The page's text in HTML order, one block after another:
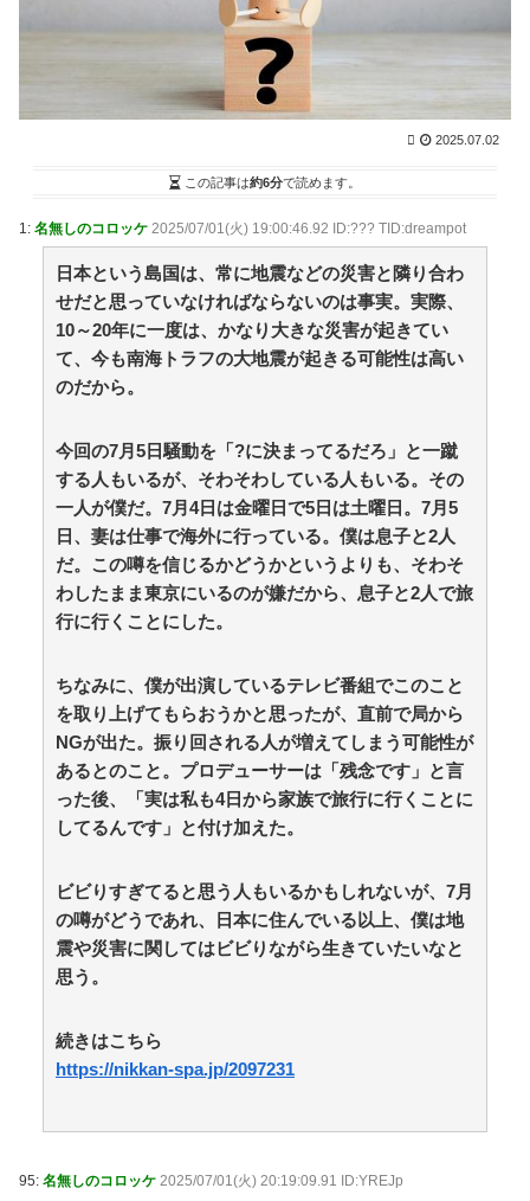
小林製薬「安楽〇の薬作りました」←どんな名前にな
りそう？もし作ったら / 2chまとめアンテナ！
(8/7 14:46)
【芸能】鈴木奈々「垂れてたバストが上がった！」
「今が一番バスト大きい！」 下着姿を公開、豊満な美
バストを披露 [冬月記者★] / 2chまとめアンテナ！
ワードから第4号先制ソロホームラ
(8/7 14:46)
野球も学問も妥協なし！佐々木麟太郎が目指す学位取
得とトップアスリートとしての新たな生き方 / 2chまと
めアンテナ！ (8/7 14:46)
36歳の彼女と結婚したいのに、家族が猛反対。家族か
ら信じられない言葉が飛び出した… 他 / 2chnaviヘッド
ライン (12/24 07:00)
Powered by livedoor 相互RSS
身近すぎる“厄介な人たち”が大集合！
路上駐車中のテスラ車を超弩級のゲリラ豪雨が直撃、
水が溢れてどんどん浸かっていくのを…… / anaguro - 総
NEW! (8/8 03:00)
入国手続きの簡素化を 日韓フォーラム「恒久化を目
指すべき」と提言 / anaguro - 総合 NEW! (8/8 02:55)
宮本夢羅アナ 胸チラ、谷間チラ！！ / anaguro - 総合
NEW!
いwwwwwwwwww / 5chまとめMAP(総合) NEW! (8/8 02:39)
【フジ】宮司愛海アナ、ポケットティッシュは 「1枚
当たり3回使いたい」「一回鼻をかんだだけだと、まだ
濡れていない部分があるので」 / 5chまとめMAP(総
合) NEW! (8/8 02:37)
【東京】東京駅近くに「地下シェルター」整備を正式
表明…小池百合子知事「多くの方が滞在、施設整備の効
た!」→日本人「まず発音を聞かせろ」 / 5chまとめ
MAP(総合) NEW! (8/8 02:13)
『シュタインズ・ゲート リブート』鳳凰院凶真が存在
しないγ（ガンマ）世界線が追加される / 5chまとめ
MAP(総合)
おまとめアンテナ
冨安健洋がプレミアリーグ・クリスタルパレス入りキ
テナ
ナ (8/7 19:00)
2025.07.02
この記事は約6分で読めます。
1: 名無しのコロッケ 2025/07/01(火) 19:00:46.92 ID:??? TID:dreampot
日本という島国は、常に地震などの災害と隣り合わ
せだと思っていなければならないのは事実。実際、
10～20年に一度は、かなり大きな災害が起きてい
て、今も南海トラフの大地震が起きる可能性は高い
のだから。
今回の7月5日騒動を「?に決まってるだろ」と一蹴
する人もいるが、そわそわしている人もいる。その
一人が僕だ。7月4日は金曜日で5日は土曜日。7月5
日、妻は仕事で海外に行っている。僕は息子と2人
だ。この噂を信じるかどうかというよりも、そわそ
わしたまま東京にいるのが嫌だから、息子と2人で旅
行に行くことにした。
ちなみに、僕が出演しているテレビ番組でこのこと
を取り上げてもらおうかと思ったが、直前で局から
NGが出た。振り回される人が増えてしまう可能性が
あるとのこと。プロデューサーは「残念です」と言
った後、「実は私も4日から家族で旅行に行くことに
してるんです」と付け加えた。
ビビりすぎてると思う人もいるかもしれないが、7月
の噂がどうであれ、日本に住んでいる以上、僕は地
震や災害に関してはビビりながら生きていたいなと
思う。
続きはこちら
https://nikkan-spa.jp/2097231
95: 名無しのコロッケ 2025/07/01(火) 20:19:09.91 ID:YREJp